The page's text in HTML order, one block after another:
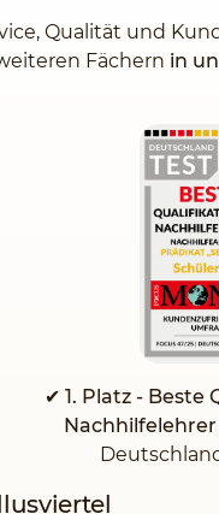
Qualität und
Fächern in
✔ 1. Platz - Beste
Nachhilfelehrer